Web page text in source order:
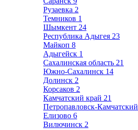
Рузаевка 2
Темников 1
Шымкент 24
Республика Адыгея 23
Майкоп 8
Адыгейск 1
Сахалинская область 21
Южно-Сахалинск 14
Долинск 2
Корсаков 2
Камчатский край 21
Петропавловск-Камчатский
Елизово 6
Вилючинск 2